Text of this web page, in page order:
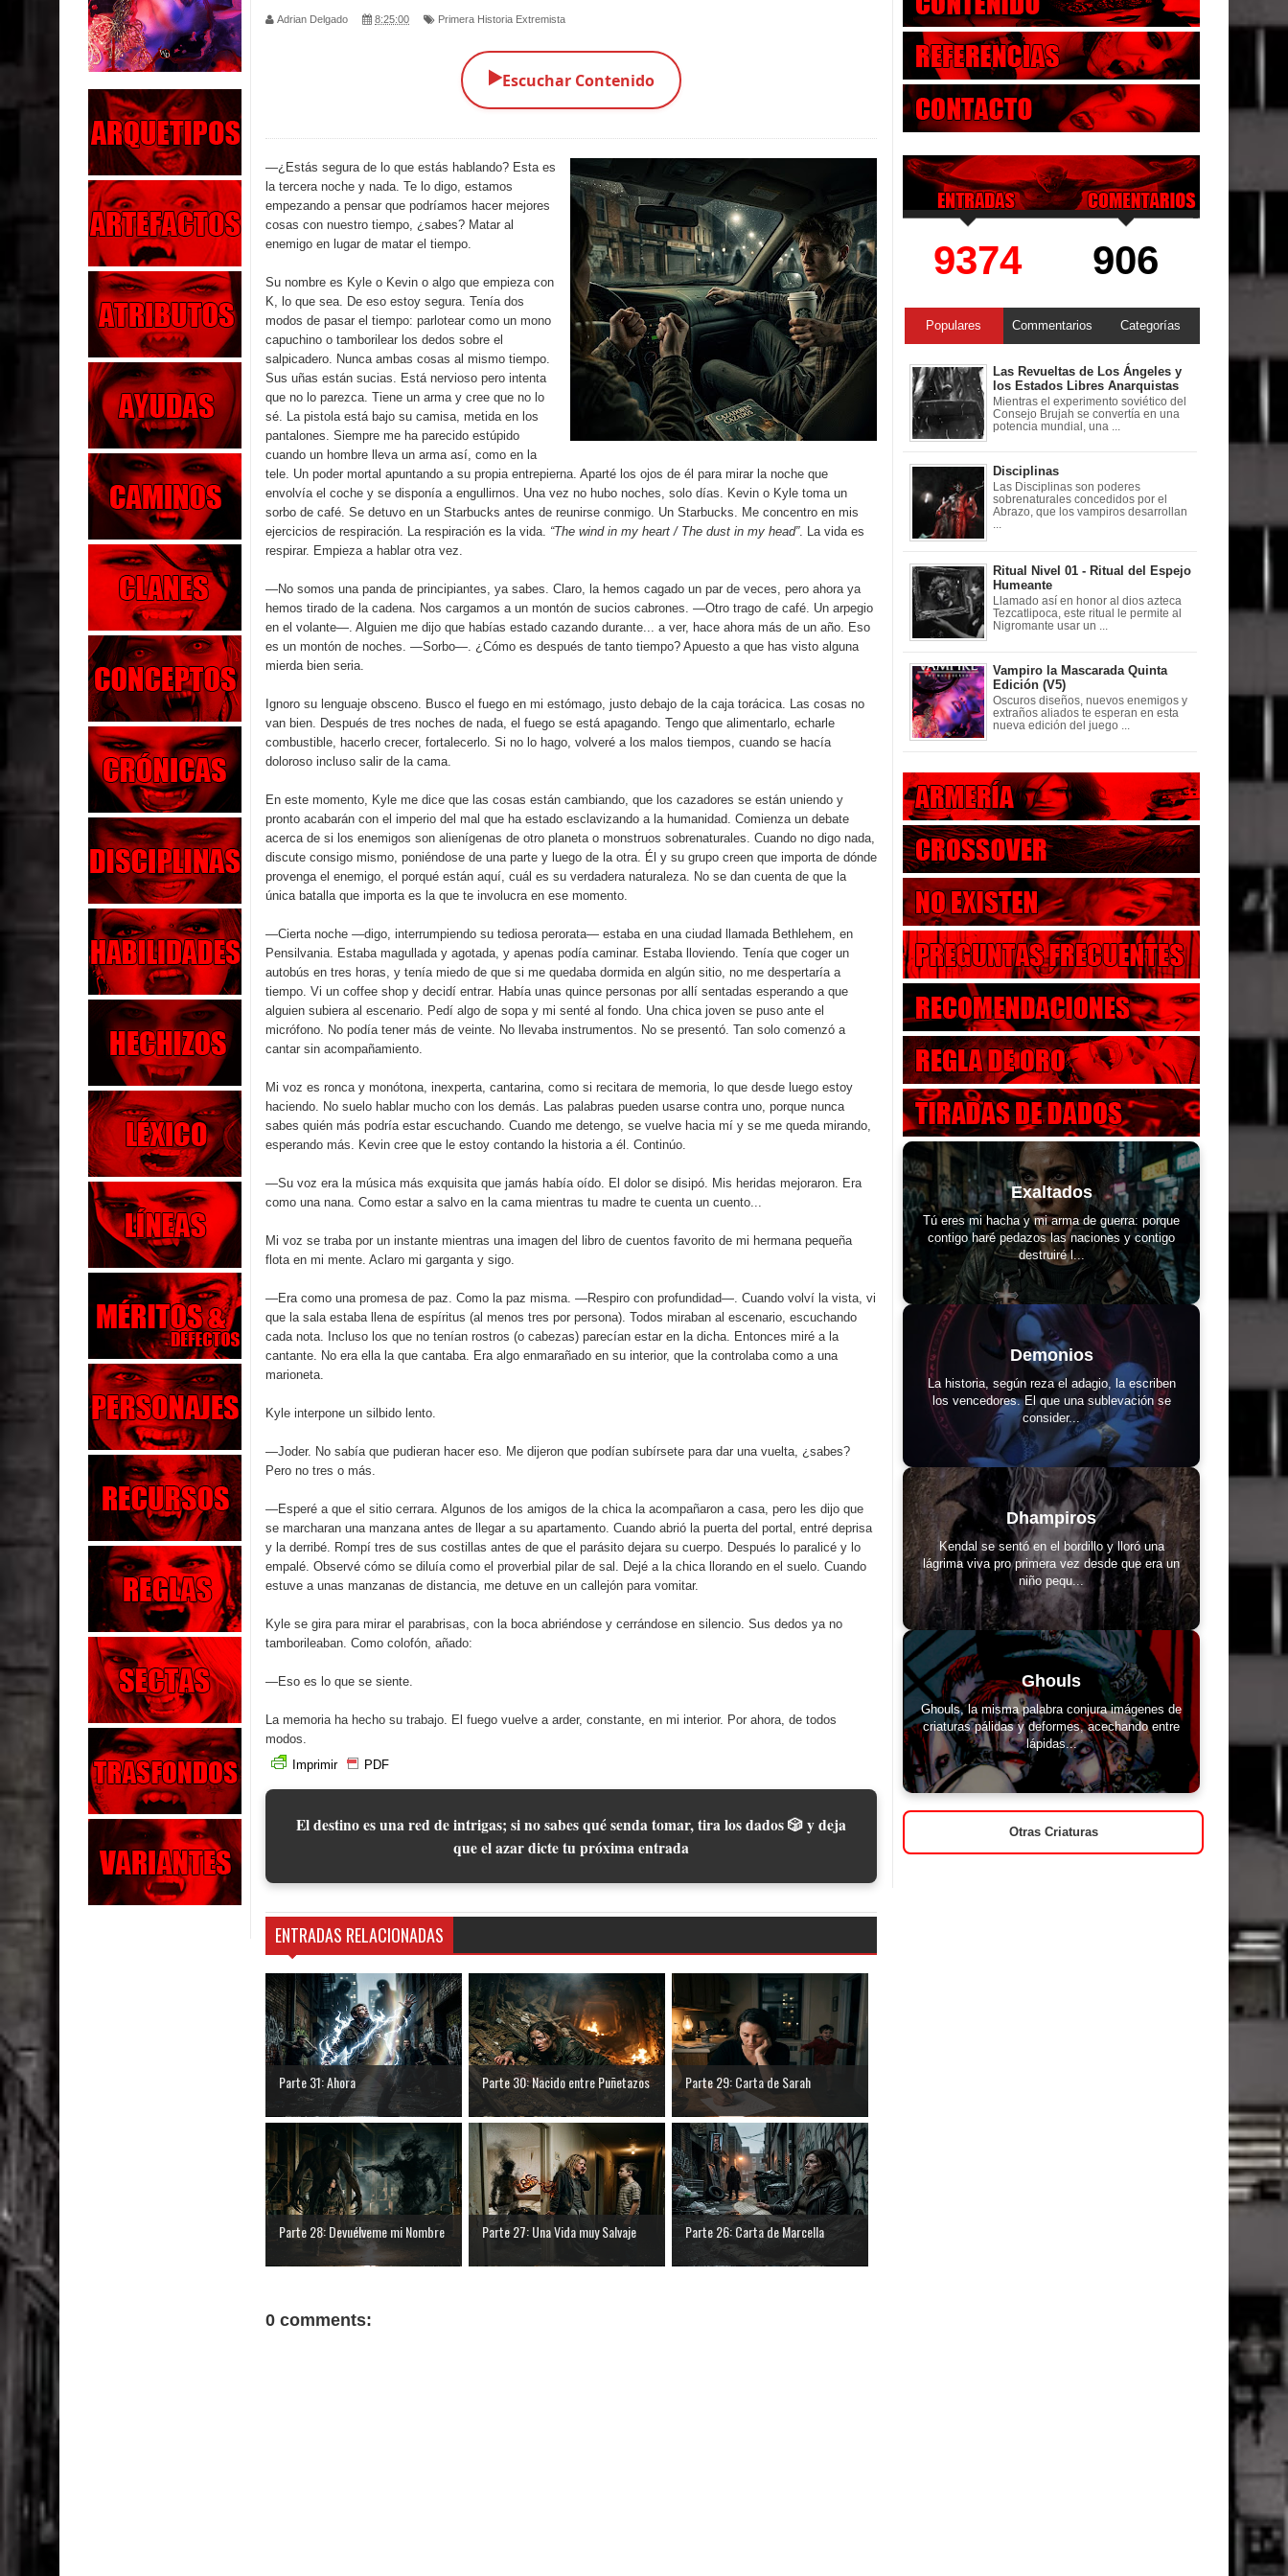
Parte 02: Los Muertos Gobiernan a los Vivos
Parte 01: Escondido a Plena Luz
Parte 02: El Enemigo de mi Enemigo
Parte 06: Coletazos
Parte 05: Los Horrores del Infierno
Parte 04: Oídos Sordos
Parte 03: La Traición
Parte 02: Vuelve el Hijo Prodigo
Parte 03: Reflexiones
Adrian Delgado 8:25:00 Primera Historia Extremista
▶️Escuchar Contenido
—¿Estás segura de lo que estás hablando? Esta es
la tercera noche y nada. Te lo digo, estamos
empezando a pensar que podríamos hacer mejores
cosas con nuestro tiempo, ¿sabes? Matar al
enemigo en lugar de matar el tiempo.
Su nombre es Kyle o Kevin o algo que empieza con
K, lo que sea. De eso estoy segura. Tenía dos
modos de pasar el tiempo: parlotear como un mono
capuchino o tamborilear los dedos sobre el
salpicadero. Nunca ambas cosas al mismo tiempo.
Sus uñas están sucias. Está nervioso pero intenta
que no lo parezca. Tiene un arma y cree que no lo
sé. La pistola está bajo su camisa, metida en los
pantalones. Siempre me ha parecido estúpido
cuando un hombre lleva un arma así, como en la
tele. Un poder mortal apuntando a su propia entrepierna. Aparté los ojos de él para mirar la noche que
envolvía el coche y se disponía a engullirnos. Una vez no hubo noches, solo días. Kevin o Kyle toma un
sorbo de café. Se detuvo en un Starbucks antes de reunirse conmigo. Un Starbucks. Me concentro en mis
ejercicios de respiración. La respiración es la vida. “The wind in my heart / The dust in my head”. La vida es
respirar. Empieza a hablar otra vez.
—No somos una panda de principiantes, ya sabes. Claro, la hemos cagado un par de veces, pero ahora ya
hemos tirado de la cadena. Nos cargamos a un montón de sucios cabrones. —Otro trago de café. Un arpegio
en el volante—. Alguien me dijo que habías estado cazando durante... a ver, hace ahora más de un año. Eso
es un montón de noches. —Sorbo—. ¿Cómo es después de tanto tiempo? Apuesto a que has visto alguna
mierda bien seria.
Ignoro su lenguaje obsceno. Busco el fuego en mi estómago, justo debajo de la caja torácica. Las cosas no
van bien. Después de tres noches de nada, el fuego se está apagando. Tengo que alimentarlo, echarle
combustible, hacerlo crecer, fortalecerlo. Si no lo hago, volveré a los malos tiempos, cuando se hacía
doloroso incluso salir de la cama.
En este momento, Kyle me dice que las cosas están cambiando, que los cazadores se están uniendo y
pronto acabarán con el imperio del mal que ha estado esclavizando a la humanidad. Comienza un debate
acerca de si los enemigos son alienígenas de otro planeta o monstruos sobrenaturales. Cuando no digo nada,
discute consigo mismo, poniéndose de una parte y luego de la otra. Él y su grupo creen que importa de dónde
provenga el enemigo, el porqué están aquí, cuál es su verdadera naturaleza. No se dan cuenta de que la
única batalla que importa es la que te involucra en ese momento.
—Cierta noche —digo, interrumpiendo su tediosa perorata— estaba en una ciudad llamada Bethlehem, en
Pensilvania. Estaba magullada y agotada, y apenas podía caminar. Estaba lloviendo. Tenía que coger un
autobús en tres horas, y tenía miedo de que si me quedaba dormida en algún sitio, no me despertaría a
tiempo. Vi un coffee shop y decidí entrar. Había unas quince personas por allí sentadas esperando a que
alguien subiera al escenario. Pedí algo de sopa y mi senté al fondo. Una chica joven se puso ante el
micrófono. No podía tener más de veinte. No llevaba instrumentos. No se presentó. Tan solo comenzó a
cantar sin acompañamiento.
Mi voz es ronca y monótona, inexperta, cantarina, como si recitara de memoria, lo que desde luego estoy
haciendo. No suelo hablar mucho con los demás. Las palabras pueden usarse contra uno, porque nunca
sabes quién más podría estar escuchando. Cuando me detengo, se vuelve hacia mí y se me queda mirando,
esperando más. Kevin cree que le estoy contando la historia a él. Continúo.
—Su voz era la música más exquisita que jamás había oído. El dolor se disipó. Mis heridas mejoraron. Era
como una nana. Como estar a salvo en la cama mientras tu madre te cuenta un cuento...
Mi voz se traba por un instante mientras una imagen del libro de cuentos favorito de mi hermana pequeña
flota en mi mente. Aclaro mi garganta y sigo.
—Era como una promesa de paz. Como la paz misma. —Respiro con profundidad—. Cuando volví la vista, vi
que la sala estaba llena de espíritus (al menos tres por persona). Todos miraban al escenario, escuchando
cada nota. Incluso los que no tenían rostros (o cabezas) parecían estar en la dicha. Entonces miré a la
cantante. No era ella la que cantaba. Era algo enmarañado en su interior, que la controlaba como a una
marioneta.
Kyle interpone un silbido lento.
—Joder. No sabía que pudieran hacer eso. Me dijeron que podían subírsete para dar una vuelta, ¿sabes?
Pero no tres o más.
—Esperé a que el sitio cerrara. Algunos de los amigos de la chica la acompañaron a casa, pero les dijo que
se marcharan una manzana antes de llegar a su apartamento. Cuando abrió la puerta del portal, entré deprisa
y la derribé. Rompí tres de sus costillas antes de que el parásito dejara su cuerpo. Después lo paralicé y lo
empalé. Observé cómo se diluía como el proverbial pilar de sal. Dejé a la chica llorando en el suelo. Cuando
estuve a unas manzanas de distancia, me detuve en un callejón para vomitar.
Kyle se gira para mirar el parabrisas, con la boca abriéndose y cerrándose en silencio. Sus dedos ya no
tamborileaban. Como colofón, añado:
—Eso es lo que se siente.
La memoria ha hecho su trabajo. El fuego vuelve a arder, constante, en mi interior. Por ahora, de todos
modos.
Imprimir
PDF
El destino es una red de intrigas; si no sabes qué senda tomar, tira los dados 🎲 y deja
que el azar dicte tu próxima entrada
ENTRADAS RELACIONADAS
Parte 31: Ahora Parte 30: Nacido entre Puñetazos Parte 29: Carta de Sarah
Parte 28: Devuélveme mi Nombre Parte 27: Una Vida muy Salvaje Parte 26: Carta de Marcella
0 comments:
9374 906
Populares Commentarios Categorías
Las Revueltas de Los Ángeles y
los Estados Libres Anarquistas
Mientras el experimento soviético del
Consejo Brujah se convertía en una
potencia mundial, una ...
Disciplinas
Las Disciplinas son poderes
sobrenaturales concedidos por el
Abrazo, que los vampiros desarrollan
Ritual Nivel 01 - Ritual del Espejo
Humeante
Llamado así en honor al dios azteca
Tezcatlipoca, este ritual le permite al
Nigromante usar un ...
Vampiro la Mascarada Quinta
Edición (V5)
Oscuros diseños, nuevos enemigos y
extraños aliados te esperan en esta
nueva edición del juego ...
Exaltados
Tú eres mi hacha y mi arma de guerra: porque
contigo haré pedazos las naciones y contigo
destruiré l...
Demonios
La historia, según reza el adagio, la escriben
los vencedores. El que una sublevación se
consider...
Dhampiros
Kendal se sentó en el bordillo y lloró una
lágrima viva pro primera vez desde que era un
niño pequ...
Ghouls
Ghouls, la misma palabra conjura imágenes de
criaturas pálidas y deformes, acechando entre
lápidas...
Otras Criaturas